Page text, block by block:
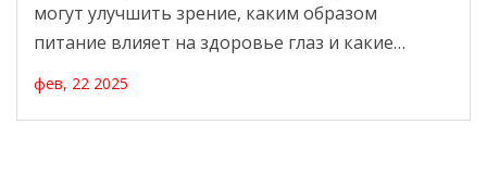
могут улучшить зрение, каким образом
питание влияет на здоровье глаз и какие
упражнения помогут поддержать их
работоспособность. Понимание этих аспектов
фев, 22 2025